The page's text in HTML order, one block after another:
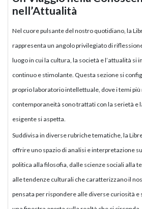
nell’Attualità
Nel cuore pulsante del nostro quotidiano, la
rappresenta un angolo privilegiato di
luogo in cui la cultura, la società e l’attualità si
continuo e stimolante. Questa sezione si
proprio laboratorio intellettuale, dove i temi
contemporaneità sono trattati con la serietà e
esigente si aspetta.
Suddivisa in diverse rubriche tematiche, la
offrire uno spazio di analisi e interpretazione
politica alla filosofia, dalle scienze sociali alla
alle tendenze culturali che caratterizzano il
pensata per rispondere alle diverse curiosità e